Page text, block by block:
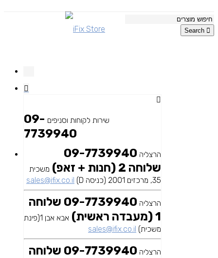
Search
שירות לקוחות וסניפים 09-
7739940
הרצליה 09-7739940
שלוחה 2 (חנות + זאפ)
משכית
35, מרכזים 2001 (כניסה D)
sales@ifix.co.il
הרצליה
09-7739940 שלוחה
1 (מעבדה ראשית)
אבא אבן 1(פינת
משכית) sales@ifix.co.il
הרצליה
09-7739940 שלוחה